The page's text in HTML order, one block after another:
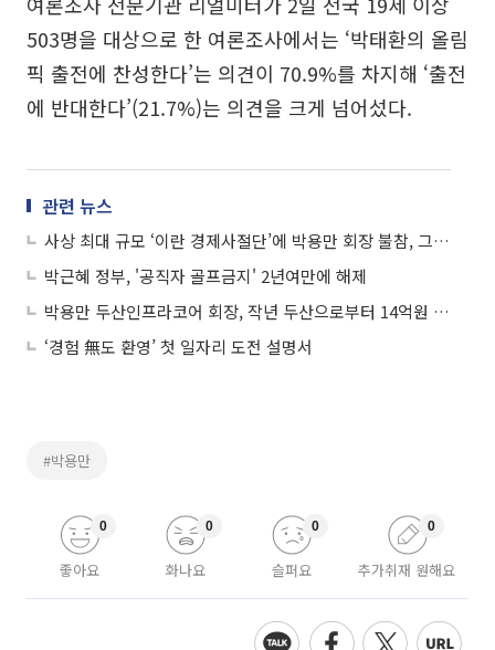
503명을 대상으로 한 여론조사에서는 ‘박태환의 올림
픽 출전에 찬성한다’는 의견이 70.9%를 차지해 ‘출전
에 반대한다’(21.7%)는 의견을 크게 넘어섰다.
관련 뉴스
사상 최대 규모 ‘이란 경제사절단’에 박용만 회장 불참, 그 배경은?
박근혜 정부, '공직자 골프금지' 2년여만에 해제
박용만 두산인프라코어 회장, 작년 두산으로부터 14억원 수령
‘경험 無도 환영’ 첫 일자리 도전 설명서
#박용만
좋아요
0
화나요
0
슬퍼요
0
추가취재 원해요
0